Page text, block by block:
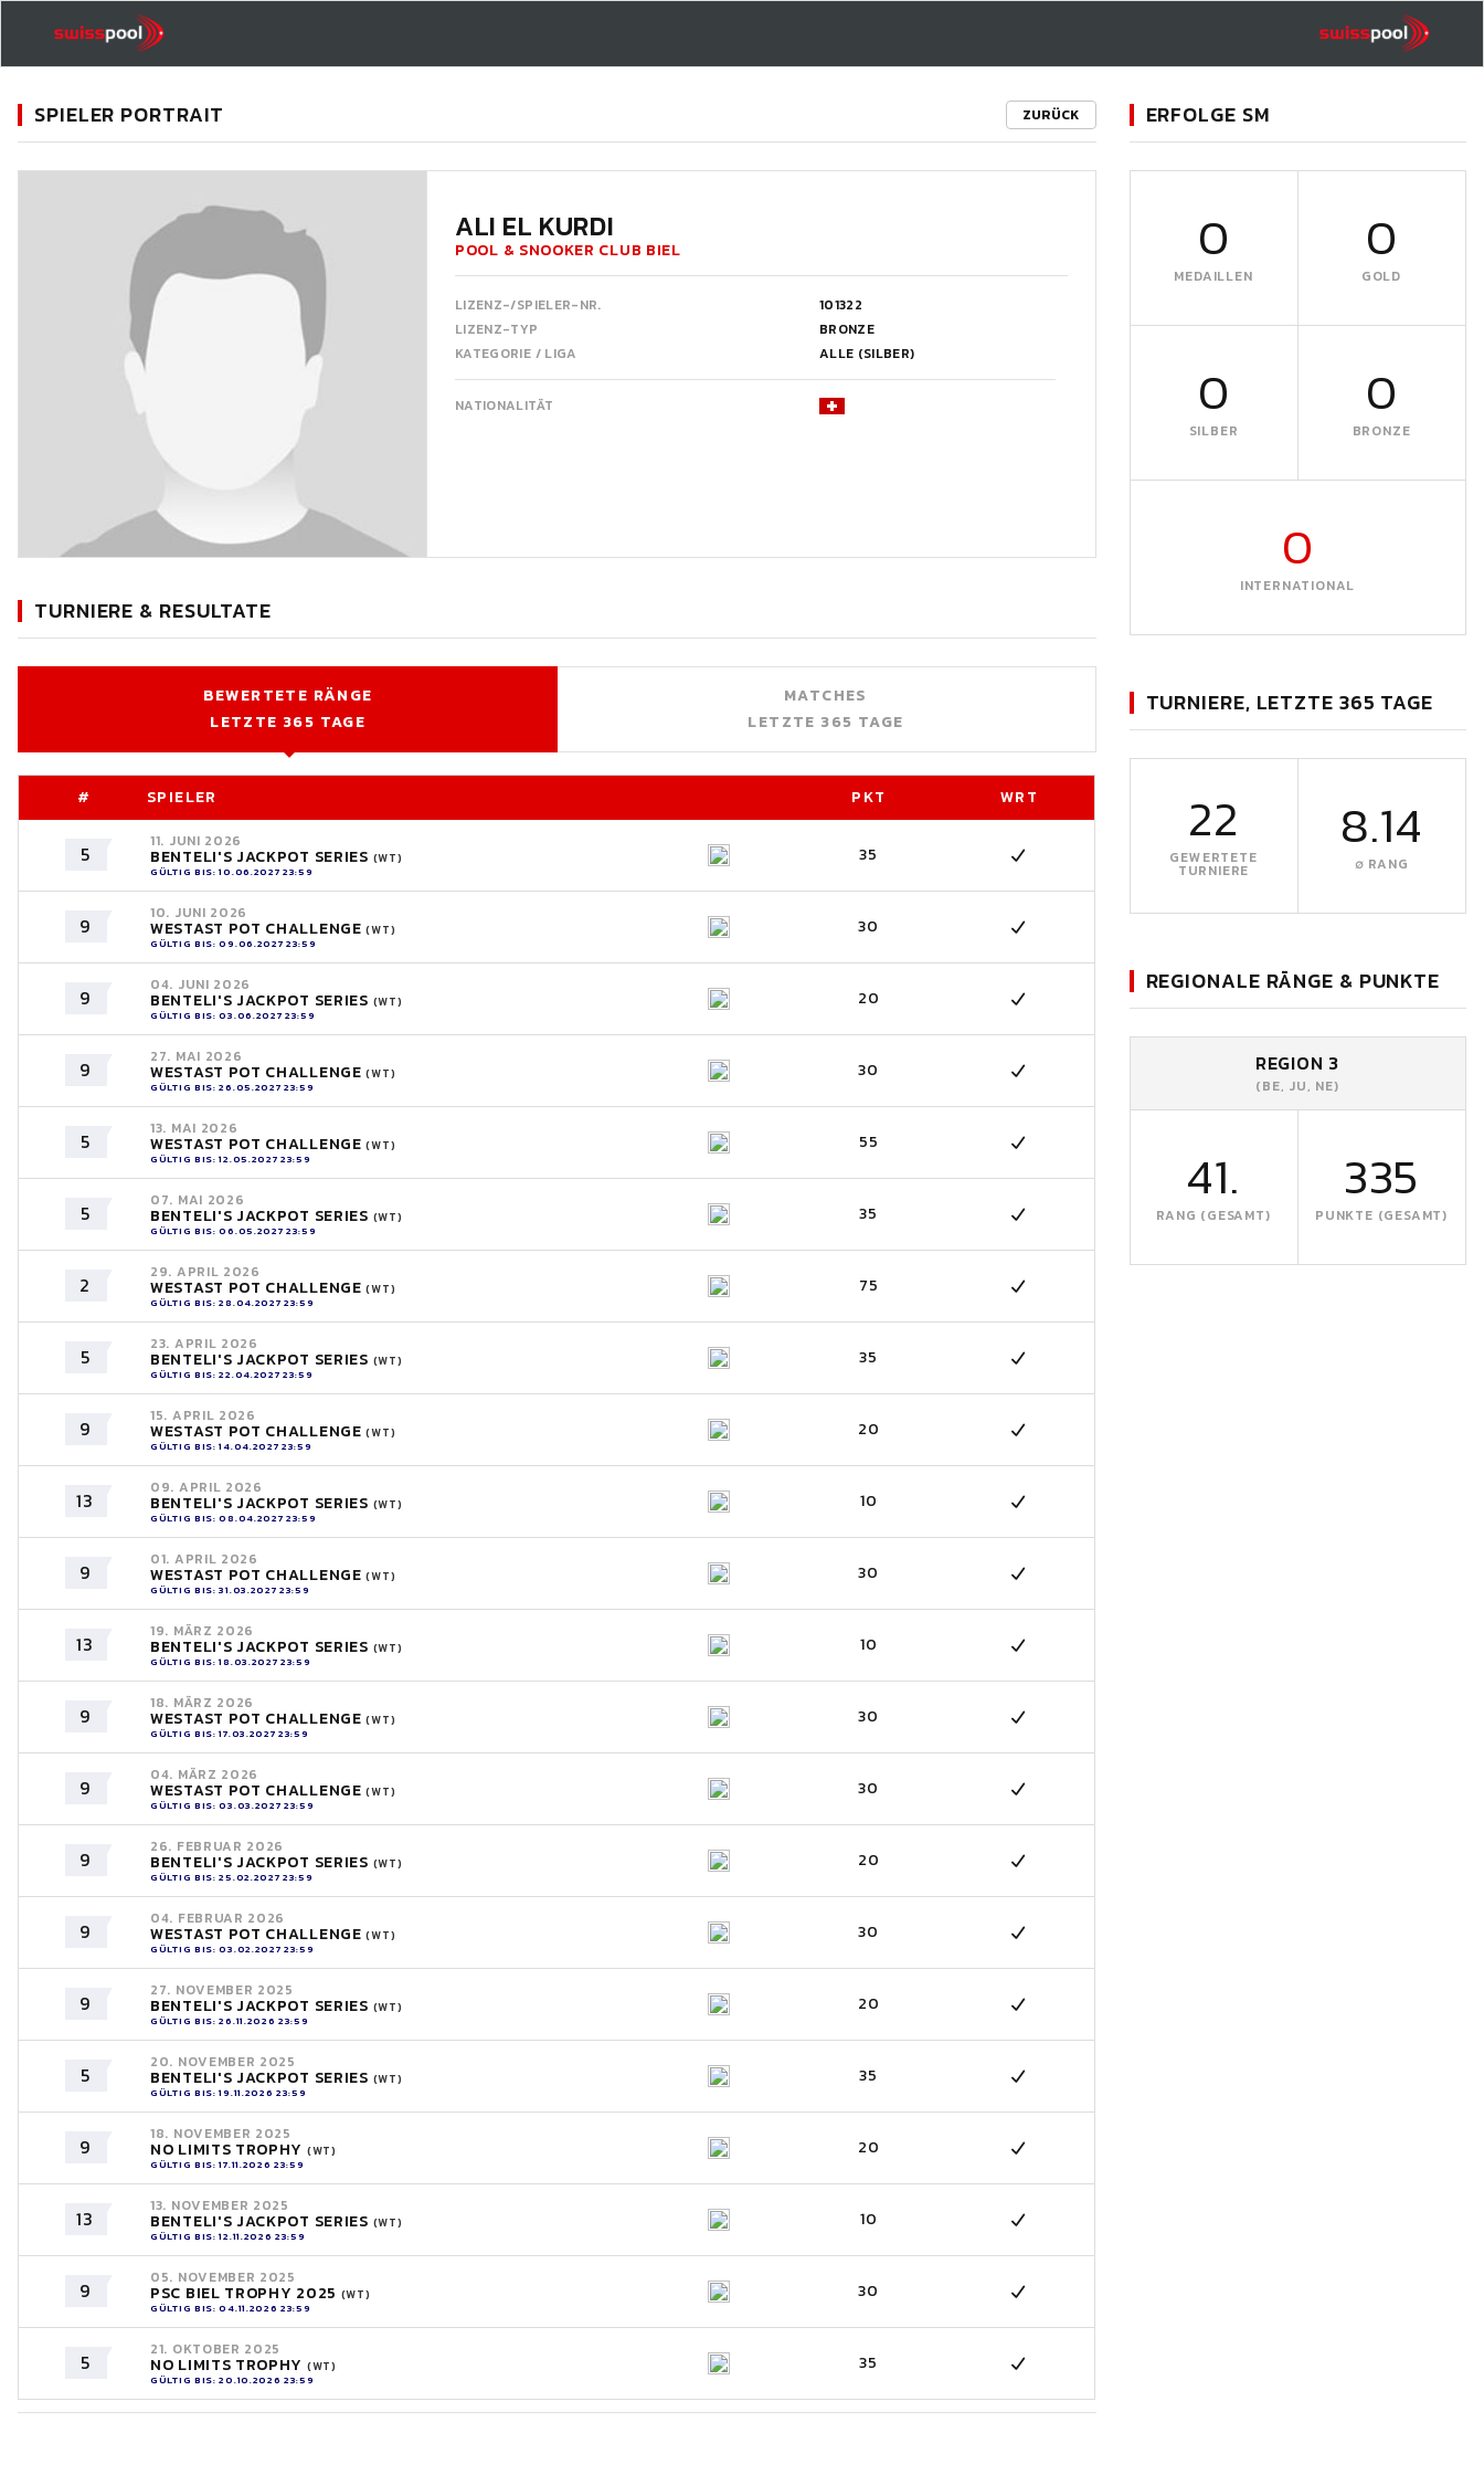
SPIELER PORTRAIT ZURÜCK
ALI EL KURDI
POOL & SNOOKER CLUB BIEL
LIZENZ-/SPIELER-NR.
101322
LIZENZ-TYP
BRONZE
KATEGORIE / LIGA
ALLE (SILBER)
NATIONALITÄT
TURNIERE & RESULTATE
BEWERTETE RÄNGE
LETZTE 365 TAGE
MATCHES
LETZTE 365 TAGE
# SPIELER PKT WRT
5
11. JUNI 2026
BENTELI'S JACKPOT SERIES (WT)
GÜLTIG BIS: 10.06.2027 23:59
35
9
10. JUNI 2026
WESTAST POT CHALLENGE(WT)
GÜLTIG BIS: 09.06.2027 23:59
30
9
04. JUNI 2026
BENTELI'S JACKPOT SERIES (WT)
GÜLTIG BIS: 03.06.2027 23:59
20
9
27. MAI 2026
WESTAST POT CHALLENGE(WT)
GÜLTIG BIS: 26.05.2027 23:59
30
5
13. MAI 2026
WESTAST POT CHALLENGE(WT)
GÜLTIG BIS: 12.05.2027 23:59
55
5
07. MAI 2026
BENTELI'S JACKPOT SERIES (WT)
GÜLTIG BIS: 06.05.2027 23:59
35
2
29. APRIL 2026
WESTAST POT CHALLENGE(WT)
GÜLTIG BIS: 28.04.2027 23:59
75
5
23. APRIL 2026
BENTELI'S JACKPOT SERIES (WT)
GÜLTIG BIS: 22.04.2027 23:59
35
9
15. APRIL 2026
WESTAST POT CHALLENGE(WT)
GÜLTIG BIS: 14.04.2027 23:59
20
13
09. APRIL 2026
BENTELI'S JACKPOT SERIES (WT)
GÜLTIG BIS: 08.04.2027 23:59
10
9
01. APRIL 2026
WESTAST POT CHALLENGE(WT)
GÜLTIG BIS: 31.03.2027 23:59
30
13
19. MÄRZ 2026
BENTELI'S JACKPOT SERIES (WT)
GÜLTIG BIS: 18.03.2027 23:59
10
9
18. MÄRZ 2026
WESTAST POT CHALLENGE(WT)
GÜLTIG BIS: 17.03.2027 23:59
30
9
04. MÄRZ 2026
WESTAST POT CHALLENGE(WT)
GÜLTIG BIS: 03.03.2027 23:59
30
9
26. FEBRUAR 2026
BENTELI'S JACKPOT SERIES (WT)
GÜLTIG BIS: 25.02.2027 23:59
20
9
04. FEBRUAR 2026
WESTAST POT CHALLENGE(WT)
GÜLTIG BIS: 03.02.2027 23:59
30
9
27. NOVEMBER 2025
BENTELI'S JACKPOT SERIES (WT)
GÜLTIG BIS: 26.11.2026 23:59
20
5
20. NOVEMBER 2025
BENTELI'S JACKPOT SERIES (WT)
GÜLTIG BIS: 19.11.2026 23:59
35
9
18. NOVEMBER 2025
NO LIMITS TROPHY (WT)
GÜLTIG BIS: 17.11.2026 23:59
20
13
13. NOVEMBER 2025
BENTELI'S JACKPOT SERIES (WT)
GÜLTIG BIS: 12.11.2026 23:59
10
9
05. NOVEMBER 2025
PSC BIEL TROPHY 2025 (WT)
GÜLTIG BIS: 04.11.2026 23:59
30
5
21. OKTOBER 2025
NO LIMITS TROPHY (WT)
GÜLTIG BIS: 20.10.2026 23:59
35
ERFOLGE SM
0
MEDAILLEN
0
GOLD
0
SILBER
0
BRONZE
0
INTERNATIONAL
TURNIERE, LETZTE 365 TAGE
22
GEWERTETE
TURNIERE
8.14
∅ RANG
REGIONALE RÄNGE & PUNKTE
REGION 3
(BE, JU, NE)
41.
RANG (GESAMT)
335
PUNKTE (GESAMT)